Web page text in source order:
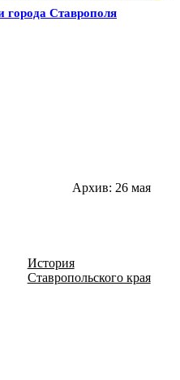
города Ставрополя
Архив: 26 мая
История
Ставропольского края